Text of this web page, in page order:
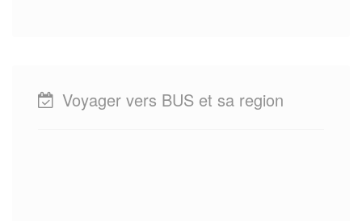
Voyager vers BUS et sa region